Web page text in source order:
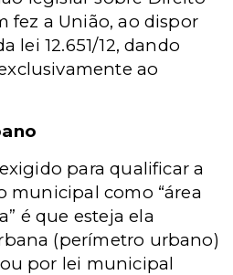
fez a União, ao dispor
lei 12.651/12, dando
ao
para qualificar a
municipal como “área
é que esteja ela
(perímetro urbano)
por lei municipal